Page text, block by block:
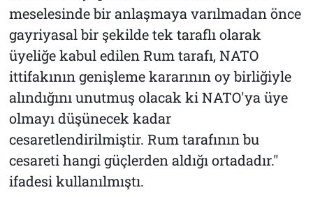
meselesinde bir anlaşmaya varılmadan önce
gayriyasal bir şekilde tek taraflı olarak
üyeliğe kabul edilen Rum tarafı, NATO
ittifakının genişleme kararının oy birliğiyle
alındığını unutmuş olacak ki NATO'ya üye
olmayı düşünecek kadar
cesaretlendirilmiştir. Rum tarafının bu
cesareti hangi güçlerden aldığı ortadadır."
ifadesi kullanılmıştı.